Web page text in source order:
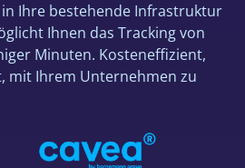
Ihre bestehende Infrastruktur
Ihnen das Tracking von
Minuten. Kosteneffizient,
mit Ihrem Unternehmen zu